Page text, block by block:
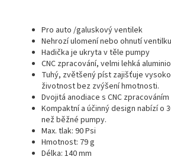
Pro auto /galuskový ventilek
Nehrozí ulomení nebo ohnutí ventilku
Hadička je ukryta v těle pumpy
CNC zpracování, velmi lehká
Tuhý, zvětšený píst zajišťuje
životnost bez zvýšení hmotnosti.
Dvojitá anodiace s CNC zpracováním
Kompaktní a účinný design nabízí o
než běžné pumpy.
Max. tlak: 90 Psi
Hmotnost: 79 g
Délka: 140 mm